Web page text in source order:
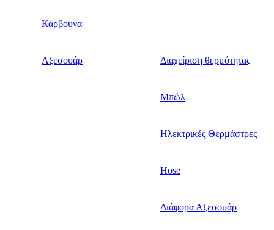
Κάρβουνα
Αξεσουάρ Διαχείριση θερμότητας
Μπώλ
Ηλεκτρικές Θερμάστρες
Hose
Διάφορα Αξεσουάρ